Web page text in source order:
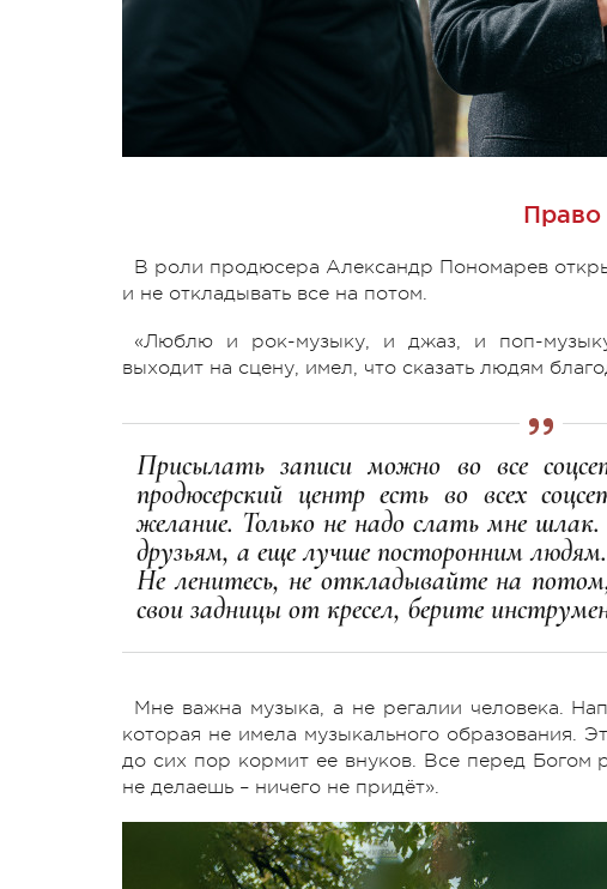
Право
В роли продюсера Александр Пономарев
и не откладывать все на потом.
«Люблю и рок-музыку, и джаз, и поп-
выходит на сцену, имел, что сказать людям
Присылать записи можно во все
продюсерский центр есть во всех
желание. Только не надо слать мне
друзьям, а еще лучше посторонним людям.
Не ленитесь, не откладывайте на
свои задницы от кресел, берите
Мне важна музыка, а не регалии человека.
которая не имела музыкального образования.
до сих пор кормит ее внуков. Все перед Богом
не делаешь – ничего не придёт».